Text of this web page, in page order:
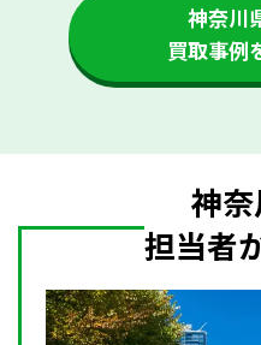
神奈川
買取事例
神
担当者